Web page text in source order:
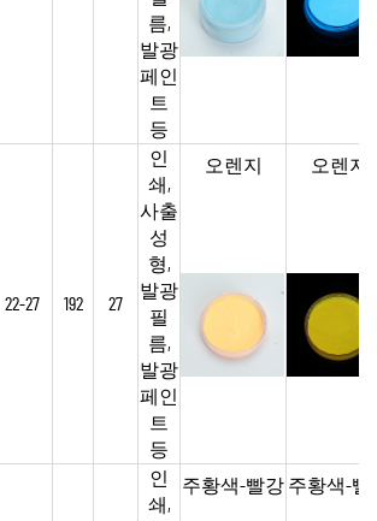
름,
발광
페인
트
등
22-27 192 27
인
쇄,
사출
성
형,
발광
필
름,
발광
페인
트
등
오렌지 오렌지
인
쇄,
주황색-빨강 주황색-빨